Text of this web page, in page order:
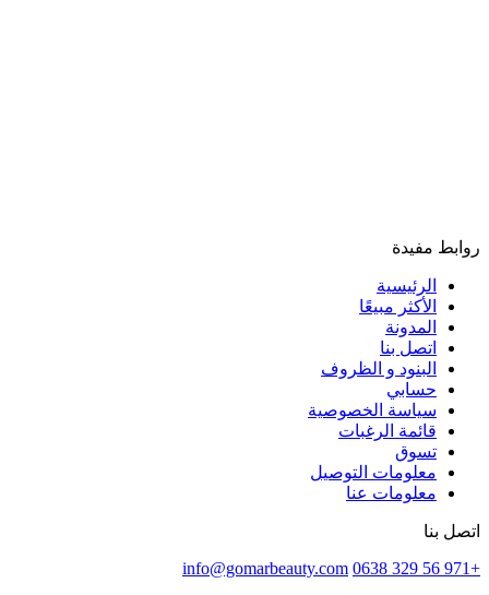
روابط مفيدة
الرئيسية
الأكثر مبيعًا
المدونة
اتصل بنا
البنود و الظروف
حسابي
سياسة الخصوصية
قائمة الرغبات
تسوق
معلومات التوصيل
معلومات عنا
اتصل بنا
+971 56 329 0638
info@gomarbeauty.com